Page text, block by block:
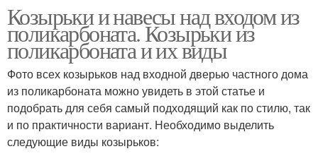
Крыльцо из металла Крыльца из дерева
Козырьки и навесы над входом из
поликарбоната. Козырьки из
поликарбоната и их виды
Фото всех козырьков над входной дверью частного дома
из поликарбоната можно увидеть в этой статье и
подобрать для себя самый подходящий как по стилю, так
и по практичности вариант. Необходимо выделить
следующие виды козырьков: